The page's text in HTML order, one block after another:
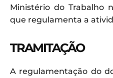
Ministério do Trabalho
que regulamenta a
TRAMITAÇÃO
A regulamentação do